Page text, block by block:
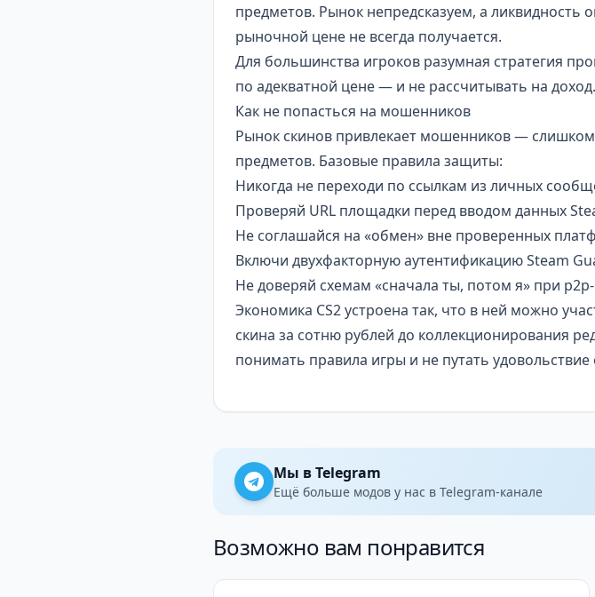
предметов. Рынок непредсказуем, а
рыночной цене не всегда получается.
Для большинства игроков разумная стратегия
по адекватной цене — и не рассчитывать на доход.
Как не попасться на мошенников
Рынок скинов привлекает мошенников —
предметов. Базовые правила защиты:
Никогда не переходи по ссылкам из личных
Проверяй URL площадки перед вводом данных
Не соглашайся на «обмен» вне проверенных
Включи двухфакторную аутентификацию Steam
Не доверяй схемам «сначала ты, потом я» при p2p-
Экономика CS2 устроена так, что в ней можно
скина за сотню рублей до коллекционирования
понимать правила игры и не путать
Мы в Telegram
Ещё больше модов у нас в Telegram-канале
Возможно вам понравится